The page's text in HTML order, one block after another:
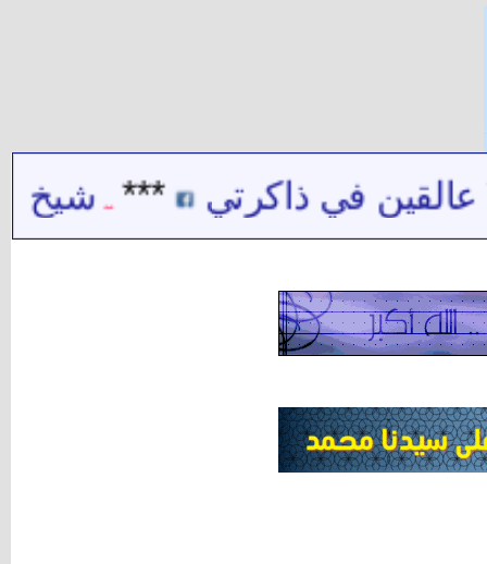
في ذاكرتي *** شيخ